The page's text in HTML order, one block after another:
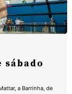
sábado
a Barrinha, de